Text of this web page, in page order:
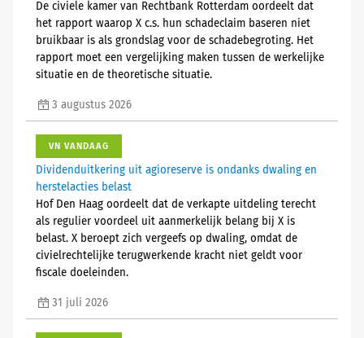
De civiele kamer van Rechtbank Rotterdam oordeelt dat
het rapport waarop X c.s. hun schadeclaim baseren niet
bruikbaar is als grondslag voor de schadebegroting. Het
rapport moet een vergelijking maken tussen de werkelijke
situatie en de theoretische situatie.
3 augustus 2026
VN VANDAAG
Dividenduitkering uit agioreserve is ondanks dwaling en
herstelacties belast
Hof Den Haag oordeelt dat de verkapte uitdeling terecht
als regulier voordeel uit aanmerkelijk belang bij X is
belast. X beroept zich vergeefs op dwaling, omdat de
civielrechtelijke terugwerkende kracht niet geldt voor
fiscale doeleinden.
31 juli 2026